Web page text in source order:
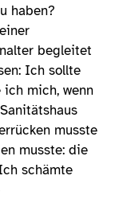
haben?
begleitet
Ich sollte
ich mich, wenn
musste
musste: die
schämte